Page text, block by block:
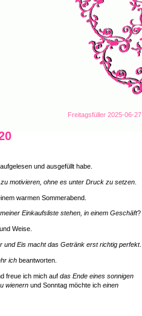
Freitagsfüller 2025-06-27
aufgelesen und ausgefüllt habe.
motivieren, ohne es unter Druck zu setzen
warmen Sommerabend.
Einkaufsliste stehen, in einem Geschäft?
Weise.
und Eis macht das Getränk erst richtig perfekt.
ich beantworten.
freue ich mich auf das Ende eines sonnigen
wienern und Sonntag möchte ich einen